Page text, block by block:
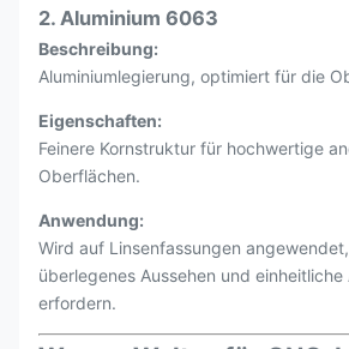
2. Aluminium 6063
Beschreibung:
Aluminiumlegierung, optimiert für die
Eigenschaften:
Feinere Kornstruktur für hochwertige
Oberflächen.
Anwendung:
Wird auf Linsenfassungen
überlegenes Aussehen und einheitliche
erfordern.